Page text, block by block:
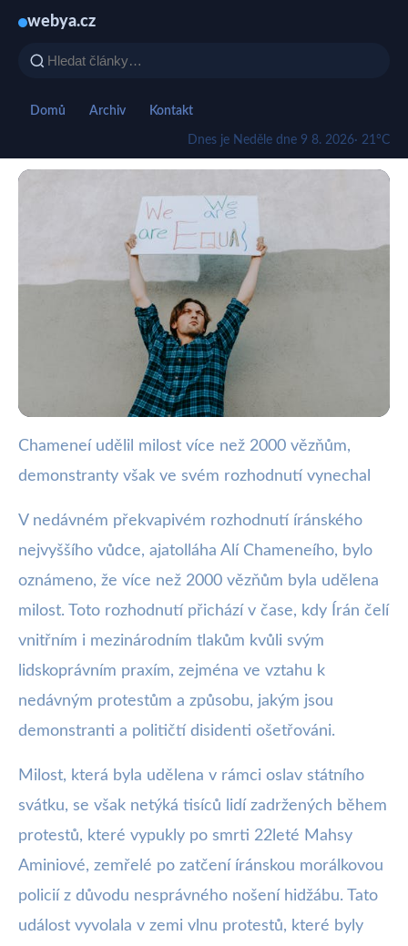
webya.cz
Domů Archiv Kontakt
Dnes je Neděle dne 9 8. 2026· 21°C
webya.cz
Chameneí udělil milost 2000
vězňům, demonstranty vynechal
10. 2. 2026 · 3 min čtení · Autor: Nela Švecová
Chameneí udělil milost více než 2000 vězňům,
demonstranty však ve svém rozhodnutí vynechal
V nedávném překvapivém rozhodnutí íránského
nejvyššího vůdce, ajatolláha Alí Chameneího, bylo
oznámeno, že více než 2000 vězňům byla udělena
milost. Toto rozhodnutí přichází v čase, kdy Írán čelí
vnitřním i mezinárodním tlakům kvůli svým
lidskoprávním praxím, zejména ve vztahu k
nedávným protestům a způsobu, jakým jsou
demonstranti a političtí disidenti ošetřováni.
Milost, která byla udělena v rámci oslav státního
svátku, se však netýká tisíců lidí zadržených během
protestů, které vypukly po smrti 22leté Mahsy
Aminiové, zemřelé po zatčení íránskou morálkovou
policií z důvodu nesprávného nošení hidžábu. Tato
událost vyvolala v zemi vlnu protestů, které byly